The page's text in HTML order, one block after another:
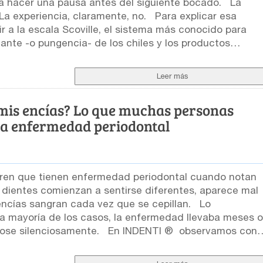
una pausa antes del siguiente bocado. La
claramente, no. Para explicar esa
a la escala Scoville, el sistema más conocido para
-o pungencia- de los chiles y los productos
ciertas propiedades del alimento, pero no predecir
¿Qué mide la escala Scoville?
Units. Aunque el nombre contiene la
a la temperatura física. Una salsa puede servirse fría
responsables son
de compuestos producidos por los frutos del
más abundantes se encuentran la capsaicina y la
instrumento de
su intensidad. Para compararlas,
Leer más
encías? Lo que muchas personas
enfermedad periodontal
que tienen enfermedad periodontal cuando notan
comienzan a sentirse diferentes, aparece mal
sangran cada vez que se cepillan. Lo
mayoría de los casos, la enfermedad llevaba meses o
En INDENTI ® observamos con